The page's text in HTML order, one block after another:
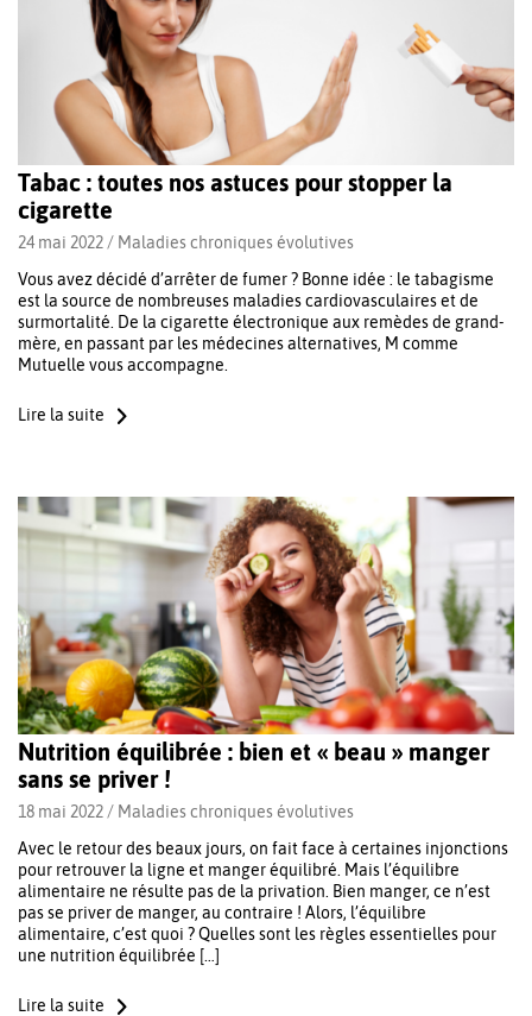
Tabac : toutes nos astuces pour stopper la
cigarette
24 mai 2022 / Maladies chroniques évolutives
Vous avez décidé d’arrêter de fumer ? Bonne idée : le tabagisme
est la source de nombreuses maladies cardiovasculaires et de
surmortalité. De la cigarette électronique aux remèdes de grand-
mère, en passant par les médecines alternatives, M comme
Mutuelle vous accompagne.
Lire la suite
Nutrition équilibrée : bien et « beau » manger
sans se priver !
18 mai 2022 / Maladies chroniques évolutives
Avec le retour des beaux jours, on fait face à certaines injonctions
pour retrouver la ligne et manger équilibré. Mais l’équilibre
alimentaire ne résulte pas de la privation. Bien manger, ce n’est
pas se priver de manger, au contraire ! Alors, l’équilibre
alimentaire, c’est quoi ? Quelles sont les règles essentielles pour
une nutrition équilibrée […]
Lire la suite